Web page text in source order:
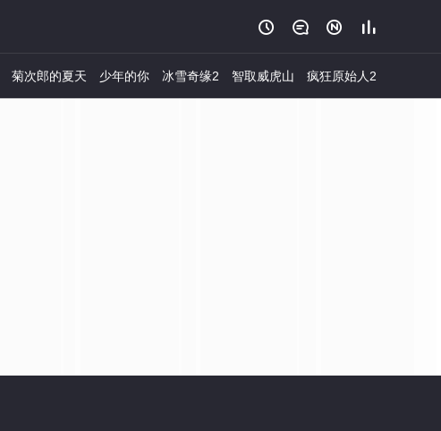
   
菊次郎的夏天 少年的你 冰雪奇缘2 智取威虎山 疯狂原始人2